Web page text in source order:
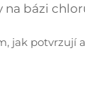
na bázi
jak potvrzují